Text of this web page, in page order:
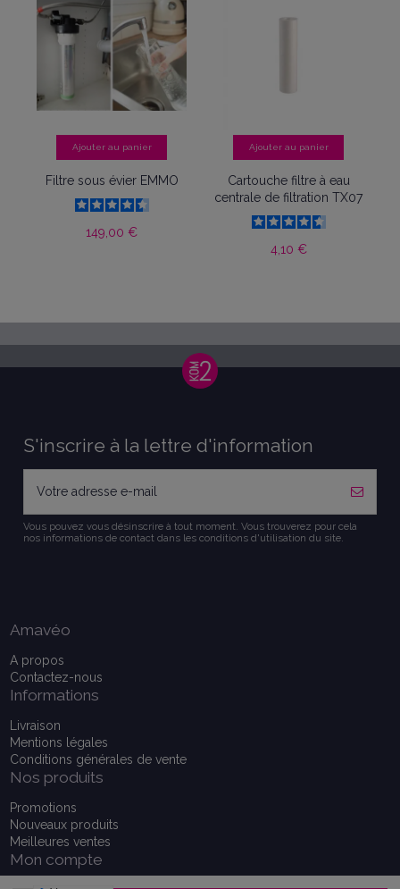
Ajouter au panier
Filtre sous évier EMMO
149,00 €
Ajouter au panier
Cartouche filtre à eau
centrale de filtration TX07
4,10 €
S'inscrire à la lettre d'information
Vous pouvez vous désinscrire à tout moment. Vous trouverez pour cela
nos informations de contact dans les conditions d'utilisation du site.
Amavéo
A propos
Contactez-nous
Informations
Livraison
Mentions légales
Conditions générales de vente
Nos produits
Promotions
Nouveaux produits
Meilleures ventes
Mon compte